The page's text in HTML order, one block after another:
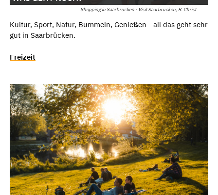
Shopping in Saarbrücken - Visit Saarbrücken, R. Christ
Kultur, Sport, Natur, Bummeln, Genießen - all das geht sehr
gut in Saarbrücken.
Freizeit